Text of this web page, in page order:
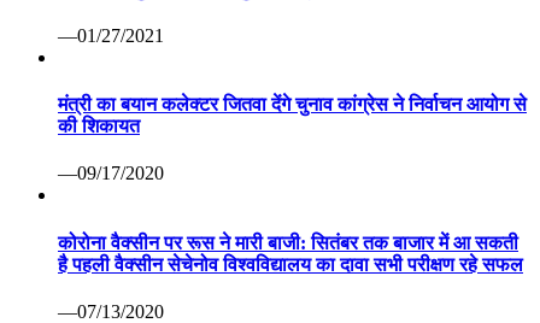
—01/27/2021
मंत्री का बयान कलेक्टर जितवा देंगे चुनाव कांग्रेस ने निर्वाचन आयोग से
की शिकायत
—09/17/2020
कोरोना वैक्सीन पर रूस ने मारी बाजी: सितंबर तक बाजार में आ सकती
है पहली वैक्सीन सेचेनोव विश्वविद्यालय का दावा सभी परीक्षण रहे सफल
—07/13/2020